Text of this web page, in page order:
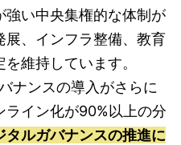
強い中央集権的な体制が
、インフラ整備、教育
維持しています。
ナンスの導入がさらに
イン化が90%以上の分
タルガバナンスの推進に